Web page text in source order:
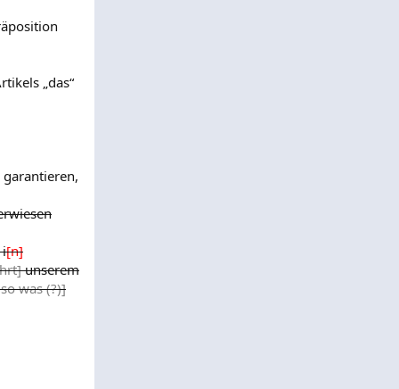
„das“
i[n]
unserem
was (?)]